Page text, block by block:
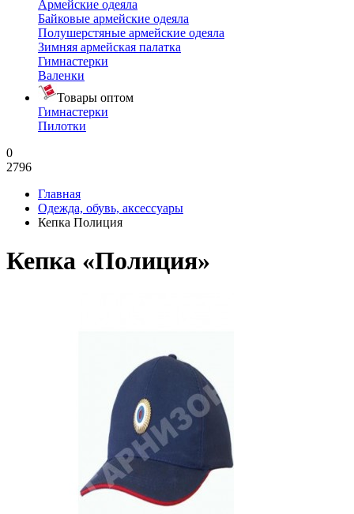
Армейские одеяла
Байковые армейские одеяла
Полушерстяные армейские одеяла
Зимняя армейская палатка
Гимнастерки
Валенки
Товары оптом
Гимнастерки
Пилотки
0
2796
Главная
Одежда, обувь, аксессуары
Кепка Полиция
Кепка «Полиция»